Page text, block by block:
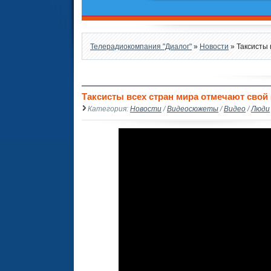
Телерадиокомпания "Диалог" » Новости » Таксисты
Таксисты всех стран мира отмечают
Категория: Новости /Видеосюжеты /Видео /Люди